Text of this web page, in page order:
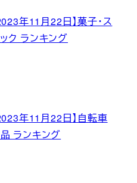
年11月22日】菓子・ス
ク ランキング
年11月22日】自転車
ランキング